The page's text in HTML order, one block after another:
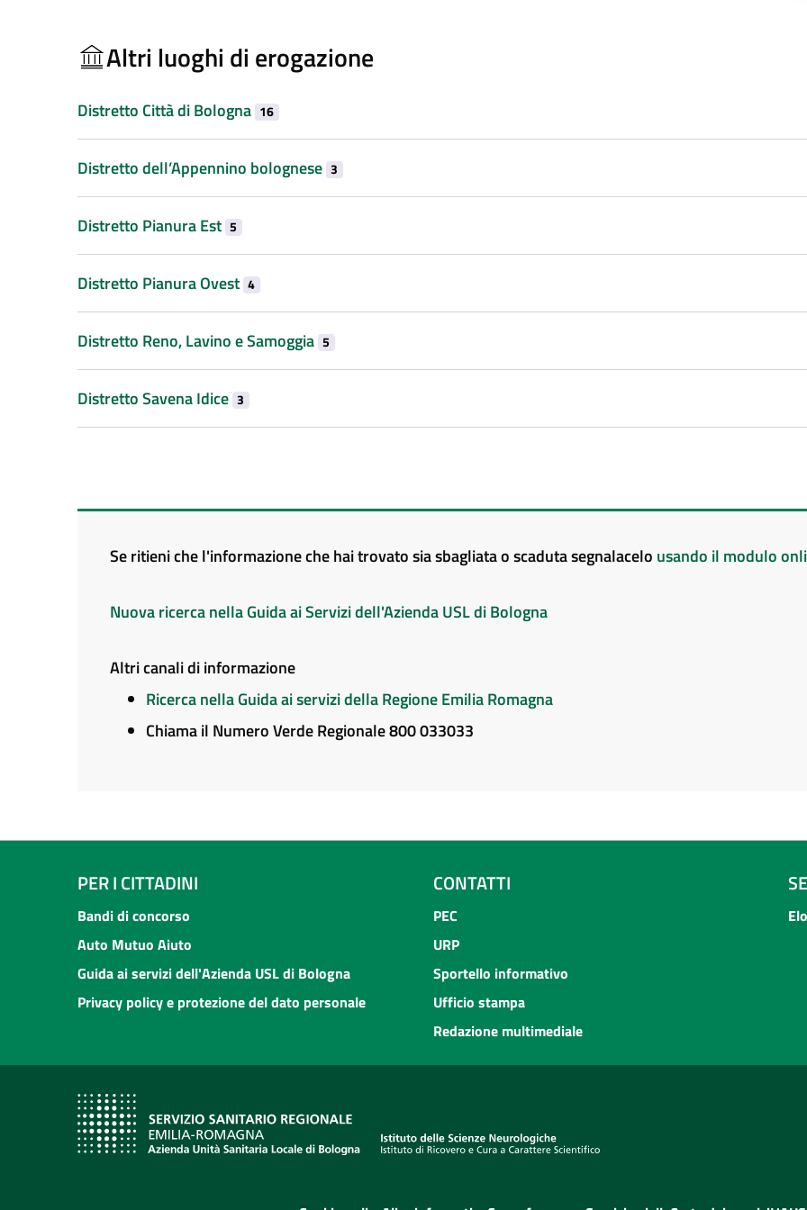
Altri luoghi di erogazione
Distretto Città di Bologna 16
Distretto dell’Appennino bolognese 3
Distretto Pianura Est 5
Distretto Pianura Ovest 4
Distretto Reno, Lavino e Samoggia 5
Distretto Savena Idice 3
Se ritieni che l'informazione che hai trovato sia sbagliata o scaduta segnalacelo usando il modulo
Nuova ricerca nella Guida ai Servizi dell'Azienda USL di Bologna
Altri canali di informazione
Ricerca nella Guida ai servizi della Regione Emilia Romagna
Chiama il Numero Verde Regionale 800 033033
PER I CITTADINI
Bandi di concorso
Auto Mutuo Aiuto
Guida ai servizi dell'Azienda USL di Bologna
Privacy policy e protezione del dato personale
CONTATTI
PEC
URP
Sportello informativo
Ufficio stampa
Redazione multimediale